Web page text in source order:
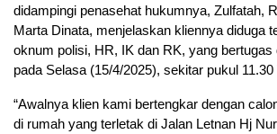
didampingi penasehat hukumnya, Zulfatah,
Marta Dinata, menjelaskan kliennya diduga
oknum polisi, HR, IK dan RK, yang bertugas
pada Selasa (15/4/2025), sekitar pukul 11.30
“Awalnya klien kami bertengkar dengan
di rumah yang terletak di Jalan Letnan Hj